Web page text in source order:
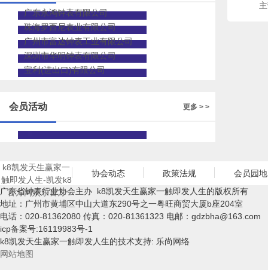
广东永鸿钟表有限公司
珠海罗西尼表业有限公司
广州市富达钟表工业有限公司
深圳市华明钟表有限公司
宝利(进出口)有限公司
更多 > >
会员活动
k8凯发天生赢家一
触即发人生-凯发k8
官方网娱乐官方
协会动态 政策法规
会员园地
广东省钟表行业协会主办 k8凯发天生赢家一触即发人生的版权所有
地址：广州市黄埔区中山大道东290号之一粤旺商贸大厦b座204室
电话：020-81362080 传真：020-81361323 电邮： gdzbha@163.com
icp备案号:16119983号-1
k8凯发天生赢家一触即发人生的技术支持: 乐尚网络
网站地图